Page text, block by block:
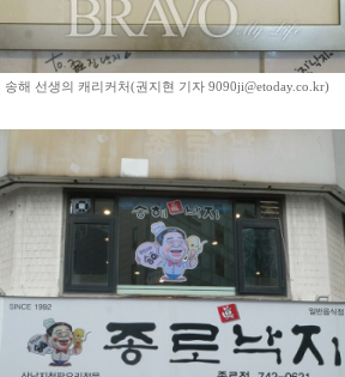
해 선생의 캐리커처(권지현 기자 9090ji@etoday.co.kr)